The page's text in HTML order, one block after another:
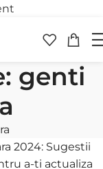
genti